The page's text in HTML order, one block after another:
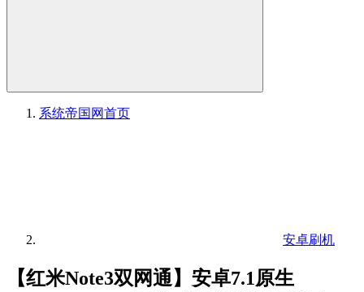
系统帝国网首页
安卓刷机
【红米Note3双网通】安卓7.1原生